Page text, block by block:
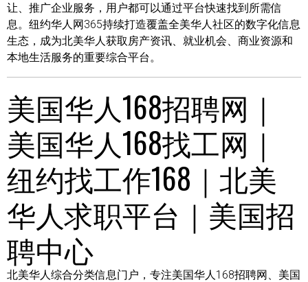
让、推广企业服务，用户都可以通过平台快速找到所需信
息。纽约华人网365持续打造覆盖全美华人社区的数字化信息
生态，成为北美华人获取房产资讯、就业机会、商业资源和
本地生活服务的重要综合平台。
美国华人168招聘网｜
美国华人168找工网｜
纽约找工作168｜北美
华人求职平台｜美国招
聘中心
北美华人综合分类信息门户，专注美国华人168招聘网、美国